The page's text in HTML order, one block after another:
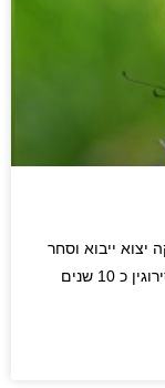
ייבוא וסחר
בינ"ל. במסגרת פעילות זאת שהתה בחו"ל לסירוגין כ 10 שנים